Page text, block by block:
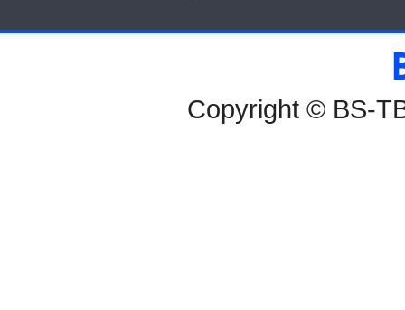
Copyright © BS-